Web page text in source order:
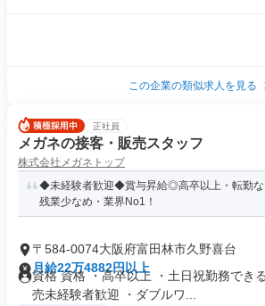
この企業の類似求人を見る
正社員
メガネの接客・販売スタッフ
株式会社メガネトップ
◆未経験者歓迎◆賞与昇給◎高卒以上・転勤な
残業少なめ・業界No1！
〒584-0074大阪府富田林市久野喜台
月給22万4882円以上
資格 資格 ・高卒以上 ・土日祝勤務でき
売未経験者歓迎 ・ダブルワ...